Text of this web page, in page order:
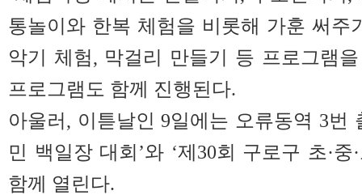
통놀이와 한복 체험을 비롯해 가훈 써주
악기 체험, 막걸리 만들기 등 프로그램
프로그램도 함께 진행된다.
아울러, 이튿날인 9일에는 오류동역 3번
민 백일장 대회’와 ‘제30회 구로구 초·
함께 열린다.